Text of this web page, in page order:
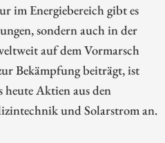
im Energiebereich gibt es
sondern auch in der
auf dem Vormarsch
Bekämpfung beiträgt, ist
Aktien aus den
und Solarstrom an.